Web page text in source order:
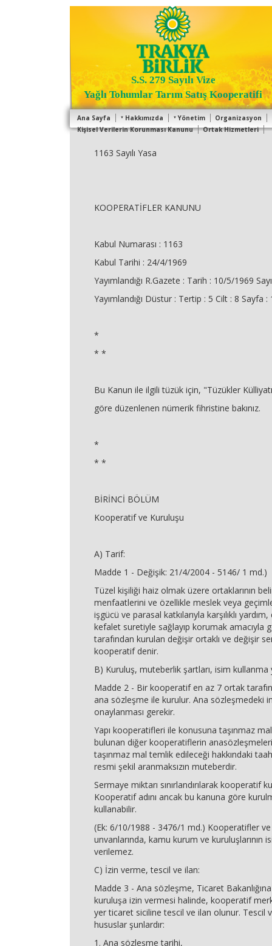
S.S. 279 Sayılı Vize
Yağlı Tohumlar Tarım Satış Kooperatifi
Ana Sayfa Hakkımızda Yönetim
Organizasyon
Kişisel Verilerin Korunması Kanunu
Ortak Hizmetleri
1163 Sayılı Yasa
KOOPERATİFLER KANUNU
Kabul Numarası : 1163
Kabul Tarihi : 24/4/1969
Yayımlandığı R.Gazete : Tarih : 10/5/1969
Yayımlandığı Düstur : Tertip : 5 Cilt : 8 Sayfa :
*
* *
Bu Kanun ile ilgili tüzük için, "Tüzükler
göre düzenlenen nümerik fihristine bakınız.
*
* *
BİRİNCİ BÖLÜM
Kooperatif ve Kuruluşu
A) Tarif:
Madde 1 - Değişik: 21/4/2004 - 5146/ 1 md.)
Tüzel kişiliği haiz olmak üzere ortaklarının
menfaatlerini ve özellikle meslek veya
işgücü ve parasal katkılarıyla karşılıklı
kefalet suretiyle sağlayıp korumak amacıyla
tarafından kurulan değişir ortaklı ve değişir
kooperatif denir.
B) Kuruluş, muteberlik şartları, isim kullanma
Madde 2 - Bir kooperatif en az 7 ortak
ana sözleşme ile kurulur. Ana sözleşmedeki
onaylanması gerekir.
Yapı kooperatifleri ile konusuna taşınmaz
bulunan diğer kooperatiflerin
taşınmaz mal temlik edileceği hakkındaki
resmi şekil aranmaksızın muteberdir.
Sermaye miktarı sınırlandırılarak kooperatif
Kooperatif adını ancak bu kanuna göre
kullanabilir.
(Ek: 6/10/1988 - 3476/1 md.) Kooperatifler ve
unvanlarında, kamu kurum ve kuruluşlarının
verilemez.
C) İzin verme, tescil ve ilan:
Madde 3 - Ana sözleşme, Ticaret Bakanlığına
kuruluşa izin vermesi halinde, kooperatif
yer ticaret siciline tescil ve ilan olunur. Tescil
hususlar şunlardır:
1. Ana sözleşme tarihi,